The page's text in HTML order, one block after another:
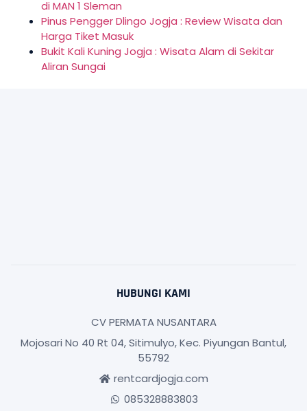
di MAN 1 Sleman
Pinus Pengger Dlingo Jogja : Review Wisata dan
Harga Tiket Masuk
Bukit Kali Kuning Jogja : Wisata Alam di Sekitar
Aliran Sungai
HUBUNGI KAMI
CV PERMATA NUSANTARA
Mojosari No 40 Rt 04, Sitimulyo, Kec. Piyungan Bantul,
55792
rentcardjogja.com
085328883803